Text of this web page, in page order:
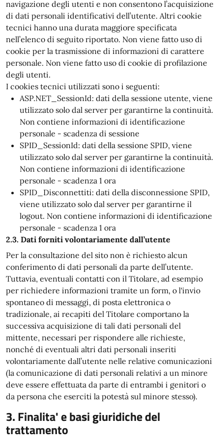
navigazione degli utenti e non consentono l’acquisizione
di dati personali identificativi dell’utente. Altri cookie
tecnici hanno una durata maggiore specificata
nell’elenco di seguito riportato. Non viene fatto uso di
cookie per la trasmissione di informazioni di carattere
personale. Non viene fatto uso di cookie di profilazione
degli utenti.
I cookies tecnici utilizzati sono i seguenti:
ASP.NET_SessionId: dati della sessione utente, viene
utilizzato solo dal server per garantirne la continuità.
Non contiene informazioni di identificazione
personale - scadenza di sessione
SPID_SessionId: dati della sessione SPID, viene
utilizzato solo dal server per garantirne la continuità.
Non contiene informazioni di identificazione
personale - scadenza 1 ora
SPID_Disconnettiti: dati della disconnessione SPID,
viene utilizzato solo dal server per garantirne il
logout. Non contiene informazioni di identificazione
personale - scadenza 1 ora
2.3. Dati forniti volontariamente dall’utente
Per la consultazione del sito non è richiesto alcun
conferimento di dati personali da parte dell’utente.
Tuttavia, eventuali contatti con il Titolare, ad esempio
per richiedere informazioni tramite un form, o l'invio
spontaneo di messaggi, di posta elettronica o
tradizionale, ai recapiti del Titolare comportano la
successiva acquisizione di tali dati personali del
mittente, necessari per rispondere alle richieste,
nonché di eventuali altri dati personali inseriti
volontariamente dall’utente nelle relative comunicazioni
(la comunicazione di dati personali relativi a un minore
deve essere effettuata da parte di entrambi i genitori o
da persona che eserciti la potestà sul minore stesso).
3. Finalita' e basi giuridiche del
trattamento